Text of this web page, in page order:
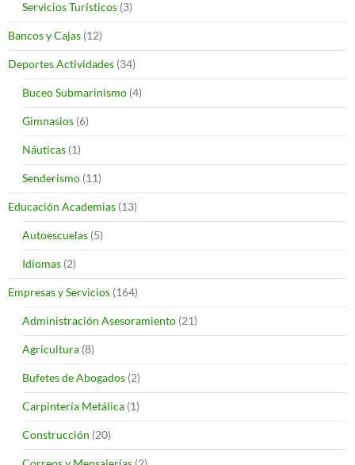
Servicios Turísticos (3)
Bancos y Cajas (12)
Deportes Actividades (34)
Buceo Submarinismo (4)
Gimnasios (6)
Náuticas (1)
Senderismo (11)
Educación Academias (13)
Autoescuelas (5)
Idiomas (2)
Empresas y Servicios (164)
Administración Asesoramiento (21)
Agricultura (8)
Bufetes de Abogados (2)
Carpintería Metálica (1)
Construcción (20)